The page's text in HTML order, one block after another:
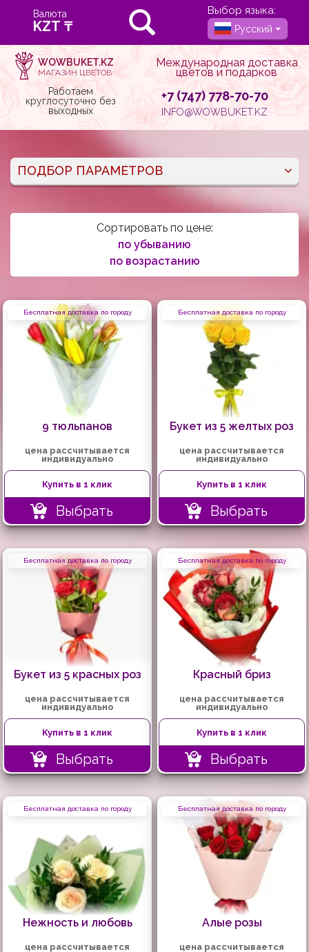
Валюта Выбор языка:
Русский
WOWBUKET.KZ
МАГАЗИН ЦВЕТОВ
Международная доставка
цветов и подарков
Работаем
круглосуточно без
выходных
+7 (747) 778-70-70
INFO@WOWBUKET.KZ
ПОДБОР ПАРАМЕТРОВ
Сортировать по цене:
по убыванию
по возрастанию
Бесплатная доставка по городу
9 тюльпанов
цена рассчитывается
индивидуально
Купить в 1 клик
Выбрать
Бесплатная доставка по городу
Букет из 5 желтых роз
цена рассчитывается
индивидуально
Купить в 1 клик
Выбрать
Бесплатная доставка по городу
Букет из 5 красных роз
цена рассчитывается
индивидуально
Купить в 1 клик
Выбрать
Бесплатная доставка по городу
Красный бриз
цена рассчитывается
индивидуально
Купить в 1 клик
Выбрать
Бесплатная доставка по городу
Нежность и любовь
цена рассчитывается
Бесплатная доставка по городу
Алые розы
цена рассчитывается